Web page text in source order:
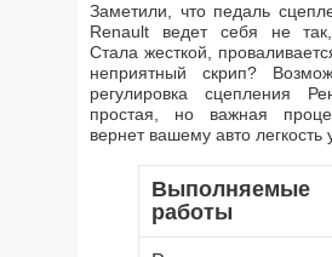
Заметили, что педаль
Renault ведет себя не
Стала жесткой,
неприятный скрип?
регулировка сцепления
простая, но важная
вернет вашему авто легкость
Выполняемые
работы